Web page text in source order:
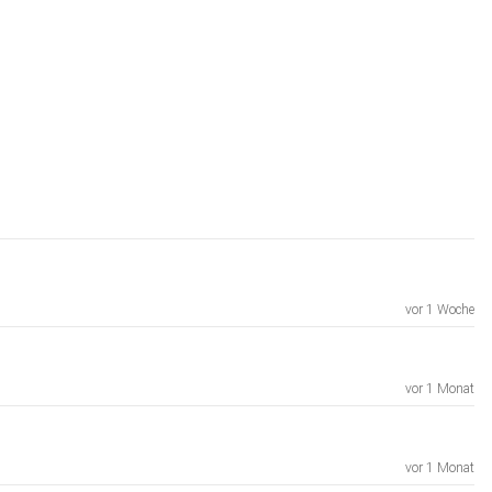
vor 1 Woche
vor 1 Monat
vor 1 Monat